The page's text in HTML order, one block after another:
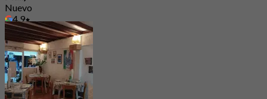
Nuevo
4.9
Desde฿ 645